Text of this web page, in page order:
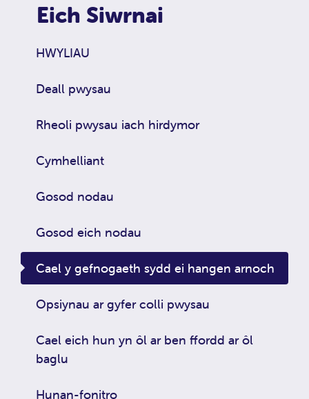
Eich Siwrnai
HWYLIAU
Deall pwysau
Rheoli pwysau iach hirdymor
Cymhelliant
Gosod nodau
Gosod eich nodau
Cael y gefnogaeth sydd ei hangen arnoch
Opsiynau ar gyfer colli pwysau
Cael eich hun yn ôl ar ben ffordd ar ôl
baglu
Hunan-fonitro